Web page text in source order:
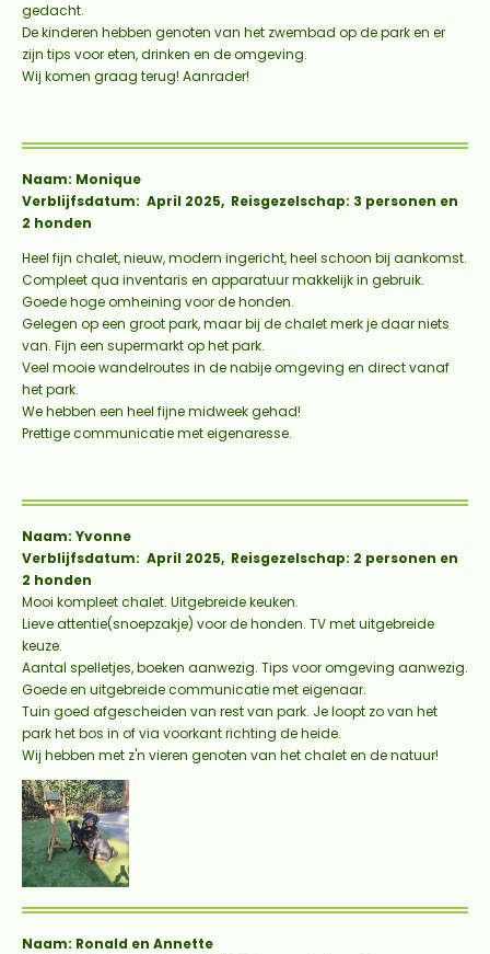
gedacht.
De kinderen hebben genoten van het zwembad op de park en er
zijn tips voor eten, drinken en de omgeving.
Wij komen graag terug! Aanrader!
Naam: Monique
Verblijfsdatum: April 2025, Reisgezelschap: 3 personen en
2 honden
Heel fijn chalet, nieuw, modern ingericht, heel schoon bij aankomst.
Compleet qua inventaris en apparatuur makkelijk in gebruik.
Goede hoge omheining voor de honden.
Gelegen op een groot park, maar bij de chalet merk je daar niets
van. Fijn een supermarkt op het park.
Veel mooie wandelroutes in de nabije omgeving en direct vanaf
het park.
We hebben een heel fijne midweek gehad!
Prettige communicatie met eigenaresse.
Naam: Yvonne
Verblijfsdatum: April 2025, Reisgezelschap: 2 personen en
2 honden
Mooi kompleet chalet. Uitgebreide keuken.
Lieve attentie(snoepzakje) voor de honden. TV met uitgebreide
keuze.
Aantal spelletjes, boeken aanwezig. Tips voor omgeving aanwezig.
Goede en uitgebreide communicatie met eigenaar.
Tuin goed afgescheiden van rest van park. Je loopt zo van het
park het bos in of via voorkant richting de heide.
Wij hebben met z'n vieren genoten van het chalet en de natuur!
Naam: Ronald en Annette